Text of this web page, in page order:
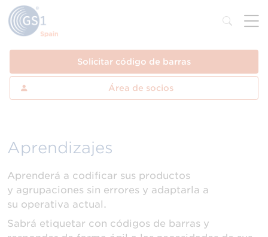
Solicitar código de barras
Área de socios
Aprendizajes
Aprenderá a codificar sus productos
y agrupaciones sin errores y adaptarla a
su operativa actual.
Sabrá etiquetar con códigos de barras y